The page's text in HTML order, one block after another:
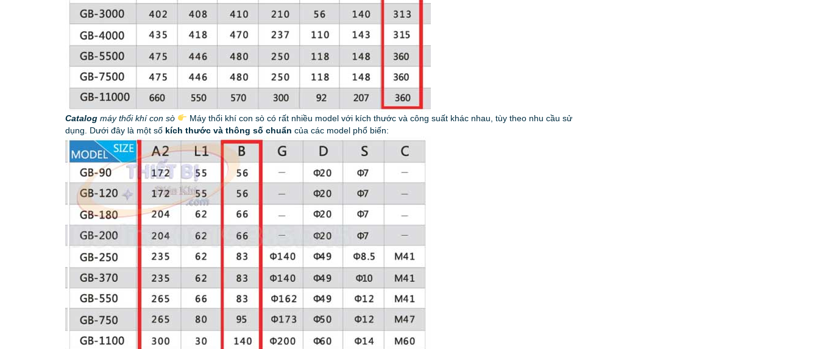
Catalog máy thổi khí con sò
Máy thổi khí con sò có rất nhiều model với kích thước và công suất khác nhau, tùy theo nhu cầu sử
dụng. Dưới đây là một số kích thước và thông số chuẩn của các model phổ biến: